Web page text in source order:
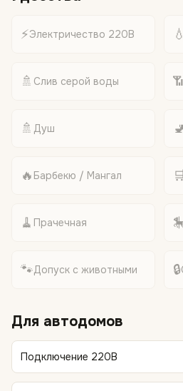
⚡Электричество 220В 💧
🚿 Слив серой воды
🚿 Душ 🚽
🔥 Барбекю / Мангал
🧹 Прачечная
🐾Допуск с животными 🔒
Для автодомов
Подключение 220В